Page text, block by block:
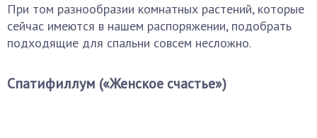
При том разнообразии комнатных растений, которые
сейчас имеются в нашем распоряжении, подобрать
подходящие для спальни совсем несложно.
Спатифиллум («Женское счастье»)